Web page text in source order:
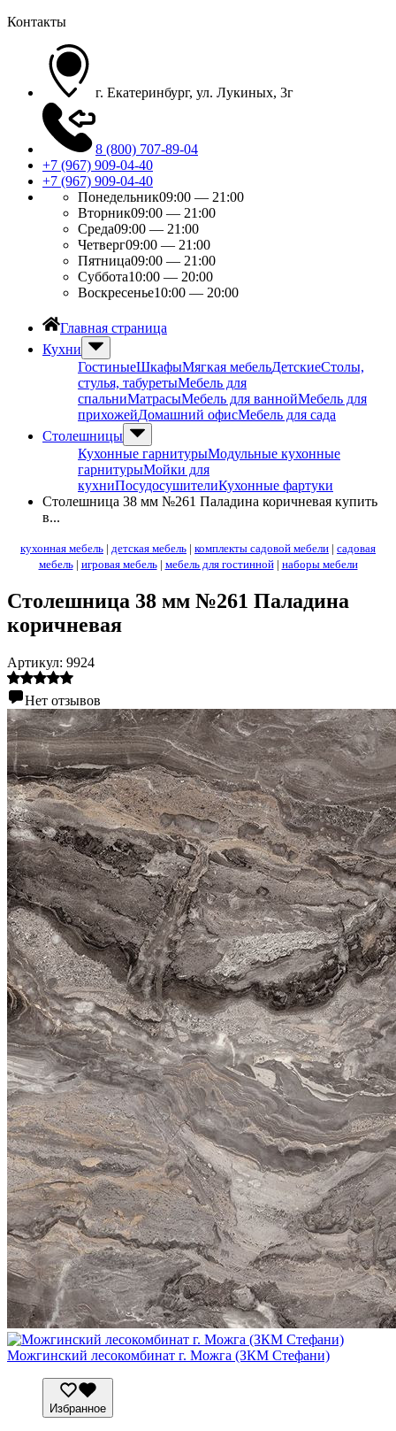
Контакты
г. Екатеринбург, ул. Лукиных, 3г
8 (800) 707-89-04
+7 (967) 909-04-40
+7 (967) 909-04-40
Понедельник09:00 — 21:00
Вторник09:00 — 21:00
Среда09:00 — 21:00
Четверг09:00 — 21:00
Пятница09:00 — 21:00
Суббота10:00 — 20:00
Воскресенье10:00 — 20:00
Главная страница
Кухни
ГостиныеШкафыМягкая мебельДетскиеСтолы,
стулья, табуретыМебель для
спальниМатрасыМебель для ваннойМебель для
прихожейДомашний офисМебель для сада
Столешницы
Кухонные гарнитурыМодульные кухонные
гарнитурыМойки для
кухниПосудосушителиКухонные фартуки
Столешница 38 мм №261 Паладина коричневая купить
в...
кухонная мебель | детская мебель | комплекты садовой мебели | садовая
мебель| игровая мебель| мебель для гостинной| наборы мебели
Столешница 38 мм №261 Паладина
коричневая
Артикул: 9924
Нет отзывов
Можгинский лесокомбинат г. Можга (ЗКМ Стефани)
Избранное